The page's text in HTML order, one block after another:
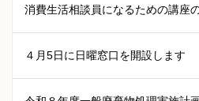
消費生活相談員になるための講座
４月5日に日曜窓口を開設します